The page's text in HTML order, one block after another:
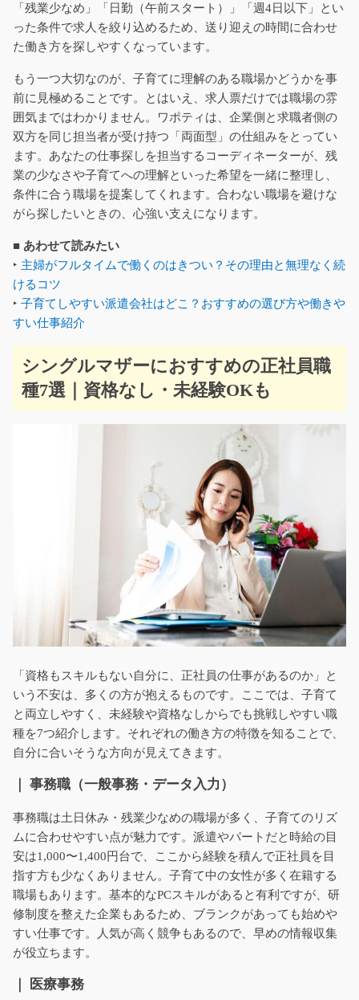
「残業少なめ」「日勤（午前スタート）」「週4日以下」とい
った条件で求人を絞り込めるため、送り迎えの時間に合わせ
た働き方を探しやすくなっています。
もう一つ大切なのが、子育てに理解のある職場かどうかを事
前に見極めることです。とはいえ、求人票だけでは職場の雰
囲気まではわかりません。ワポティは、企業側と求職者側の
双方を同じ担当者が受け持つ「両面型」の仕組みをとってい
ます。あなたの仕事探しを担当するコーディネーターが、残
業の少なさや子育てへの理解といった希望を一緒に整理し、
条件に合う職場を提案してくれます。合わない職場を避けな
がら探したいときの、心強い支えになります。
■ あわせて読みたい
‣ 主婦がフルタイムで働くのはきつい？その理由と無理なく続
けるコツ
‣子育てしやすい派遣会社はどこ？おすすめの選び方や働きや
すい仕事紹介
シングルマザーにおすすめの正社員職
種7選｜資格なし・未経験OKも
「資格もスキルもない自分に、正社員の仕事があるのか」と
いう不安は、多くの方が抱えるものです。ここでは、子育て
と両立しやすく、未経験や資格なしからでも挑戦しやすい職
種を7つ紹介します。それぞれの働き方の特徴を知ることで、
自分に合いそうな方向が見えてきます。
｜ 事務職（一般事務・データ入力）
事務職は土日休み・残業少なめの職場が多く、子育てのリズ
ムに合わせやすい点が魅力です。派遣やパートだと時給の目
安は1,000〜1,400円台で、ここから経験を積んで正社員を目
指す方も少なくありません。子育て中の女性が多く在籍する
職場もあります。基本的なPCスキルがあると有利ですが、研
修制度を整えた企業もあるため、ブランクがあっても始めや
すい仕事です。人気が高く競争もあるので、早めの情報収集
が役立ちます。
｜ 医療事務